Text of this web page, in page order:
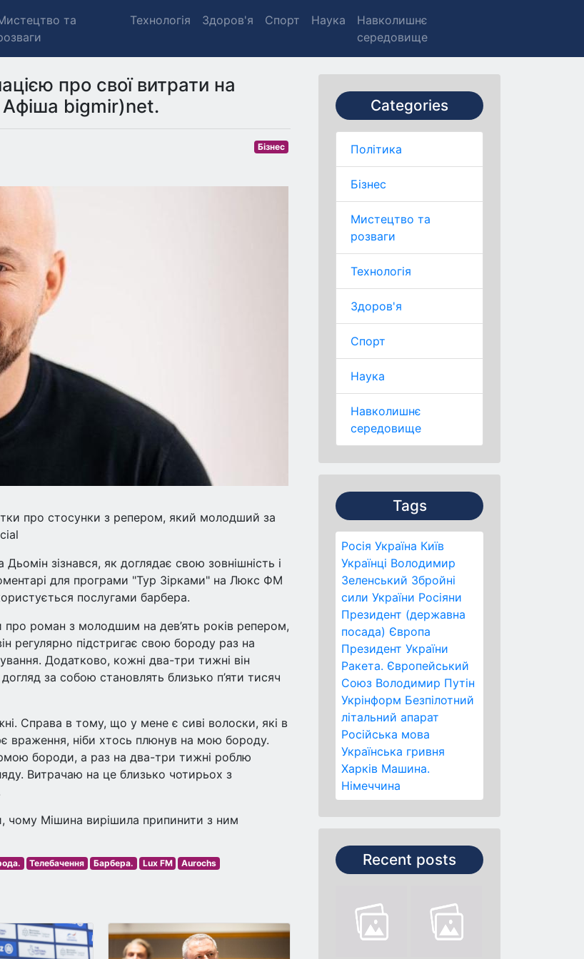
та
Технологія Здоров'я Спорт Наука
Навколишнє
середовище
Categories
Політика
Бізнес
Мистецтво та
розваги
Технологія
Здоров'я
Спорт
Наука
Навколишнє
середовище
Tags
Росія Україна Київ
Українці Володимир
Зеленський Збройні
сили України Росіяни
Президент (державна
посада) Європа
Президент України
Ракета. Європейський
Союз Володимир Путін
Укрінформ Безпілотний
літальний апарат
Російська мова
Українська гривня
Харків Машина.
Німеччина
Recent posts
про свої витрати на
Афіша bigmir)net.
Бізнес
про стосунки з репером, який молодший за
зізнався, як доглядає свою зовнішність і
для програми "Тур Зірками" на Люкс ФМ
послугами барбера.
про роман з молодшим на дев’ять років репером,
регулярно підстригає свою бороду раз на
Додатково, кожні два-три тижні він
за собою становлять близько п’яти тисяч
Справа в тому, що у мене є сиві волоски, які в
враження, ніби хтось плюнув на мою бороду.
бороди, а раз на два-три тижні роблю
Витрачаю на це близько чотирьох з
Мішина вирішила припинити з ним
Телебачення Барбера. Lux FM
Aurochs